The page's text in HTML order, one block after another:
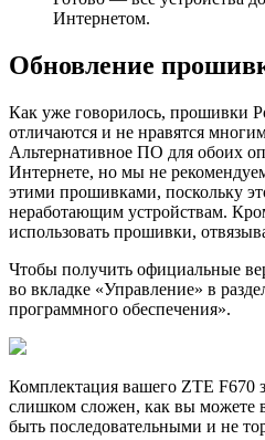
Интернетом.
Обновление
Как уже говорилось, прошивки
отличаются и не нравятся
Альтернативное ПО для обоих
Интернете, но мы не
этими прошивками, поскольку
неработающим устройствам.
использовать прошивки,
Чтобы получить официальные
во вкладке «Управление» в
программного обеспечения».
Комплектация вашего ZTE F670
слишком сложен, как вы можете
быть последовательными и не